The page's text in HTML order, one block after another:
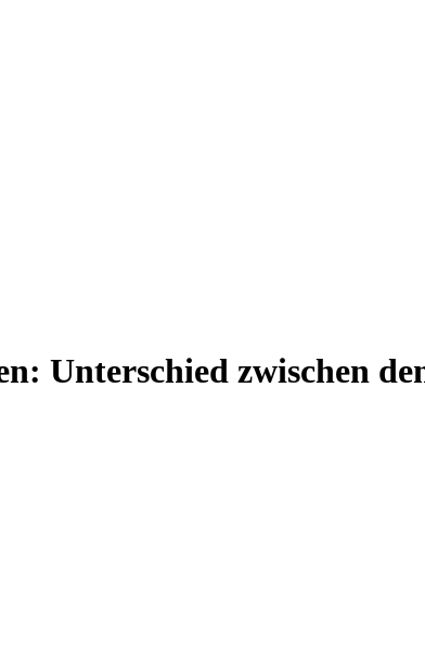
Unterschied zwischen